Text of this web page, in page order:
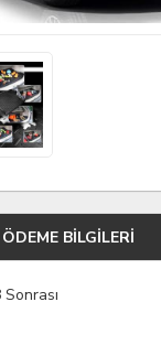
ÖDEME BİLGİLERİ